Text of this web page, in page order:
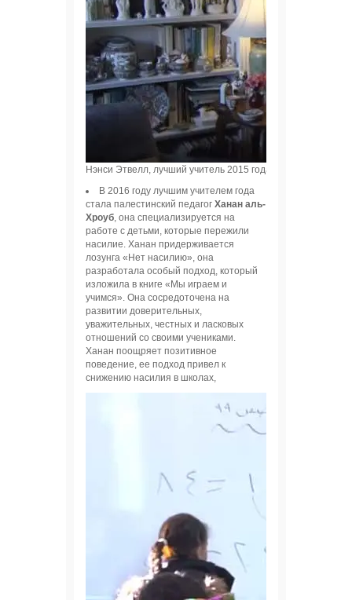
Нэнси Этвелл, лучший учитель 2015 года. Фото:
В 2016 году лучшим учителем года
стала палестинский педагог Ханан аль-
Хроуб, она специализируется на
работе с детьми, которые пережили
насилие. Ханан придерживается
лозунга «Нет насилию», она
разработала особый подход, который
изложила в книге «Мы играем и
учимся». Она сосредоточена на
развитии доверительных,
уважительных, честных и ласковых
отношений со своими учениками.
Ханан поощряет позитивное
поведение, ее подход привел к
снижению насилия в школах,